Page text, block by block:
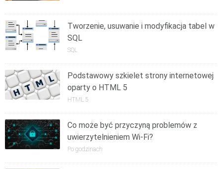
Tworzenie, usuwanie i modyfikacja tabel w
SQL
SQL
Podstawowy szkielet strony internetowej
oparty o HTML 5
HTML 5
Co może być przyczyną problemów z
uwierzytelnieniem Wi-Fi?
Po godzinach